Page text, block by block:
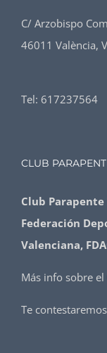
C/ Arzobispo
46011 València,
Tel: 617237564
CLUB
Club
Federación
Valenciana,
Más info sobre
Te